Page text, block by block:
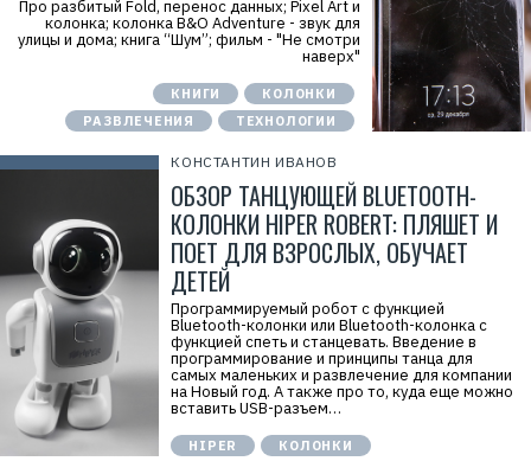
Про разбитый Fold, перенос данных; Pixel Art и
колонка; колонка B&O Adventure - звук для
улицы и дома; книга “Шум”; фильм - "Не смотри
наверх"
КНИГИ
КОЛОНКИ
РАЗВЛЕЧЕНИЯ
ТЕХНОЛОГИИ
КОНСТАНТИН ИВАНОВ
ОБЗОР ТАНЦУЮЩЕЙ BLUETOOTH-
КОЛОНКИ HIPER ROBERT: ПЛЯШЕТ И
ПОЕТ ДЛЯ ВЗРОСЛЫХ, ОБУЧАЕТ
ДЕТЕЙ
Программируемый робот с функцией
Bluetooth-колонки или Bluetooth-колонка с
функцией спеть и станцевать. Введение в
программирование и принципы танца для
самых маленьких и развлечение для компании
на Новый год. А также про то, куда еще можно
вставить USB-разъем…
HIPER КОЛОНКИ